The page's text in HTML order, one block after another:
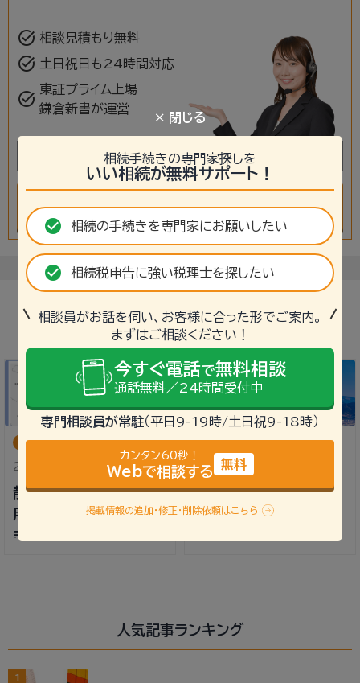
task_alt 相談見積もり無料
task_alt 土日祝日も24時間対応
task_alt 東証プライム上場
鎌倉新書が運営
＼ 専門相談員が無料でお話を伺います ／
mail 無料相談・見積を依頼するchevron_right
静岡市葵区の士業関連記事
地域の行政書士
2022年3月9日
静岡市の行政書士｜費
用・料金目安、相続手続
きの無料相談ができる
地域の税理士
2022年4月9日
静岡駅（静岡市）周辺の
税理士5選 相続税申告
人気記事ランキング
1
× 閉じる
相続手続きの専門家探しを
いい相続が無料サポート！
check_circle 相続の手続きを専門家にお願いしたい
check_circle 相続税申告に強い税理士を探したい
相談員がお話を伺い、お客様に合った形でご案内。
まずはご相談ください！
今すぐ電話で無料相談
通話無料／24時間受付中
専門相談員が常駐（平日9-19時/土日祝9-18時）
カンタン60秒！
Webで相談する 無料
掲載情報の追加・修正・削除依頼はこちら